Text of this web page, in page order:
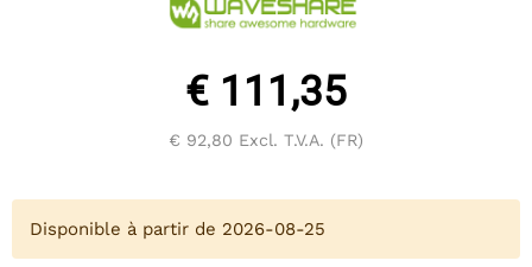
€ 111,35
€ 92,80 Excl. T.V.A. (FR)
Disponible à partir de 2026-08-25